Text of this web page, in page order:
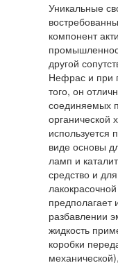
Уникальные
компонент
другой
Нефрас и при
того, он
соединяемых
органической
используется
виде основы
ламп и
средство и
предполагает
разбавлении
жидкость
коробки